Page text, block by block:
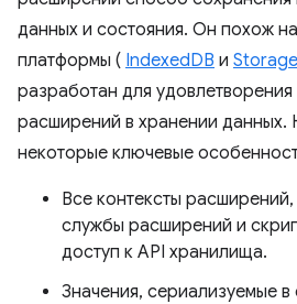
данных и состояния. Он похож
платформы ( IndexedDB и Storage
разработан для
расширений в хранении данных.
некоторые ключевые
Все контексты
службы расширений и
доступ к API хранилища.
Значения, сериализуемые